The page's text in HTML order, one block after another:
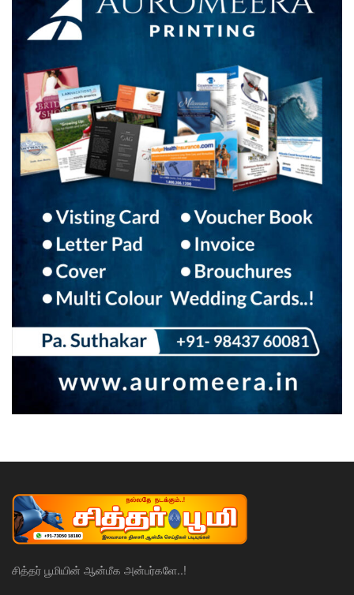
சித்தர் பூமியின் ஆன்மீக அன்பர்களே..!